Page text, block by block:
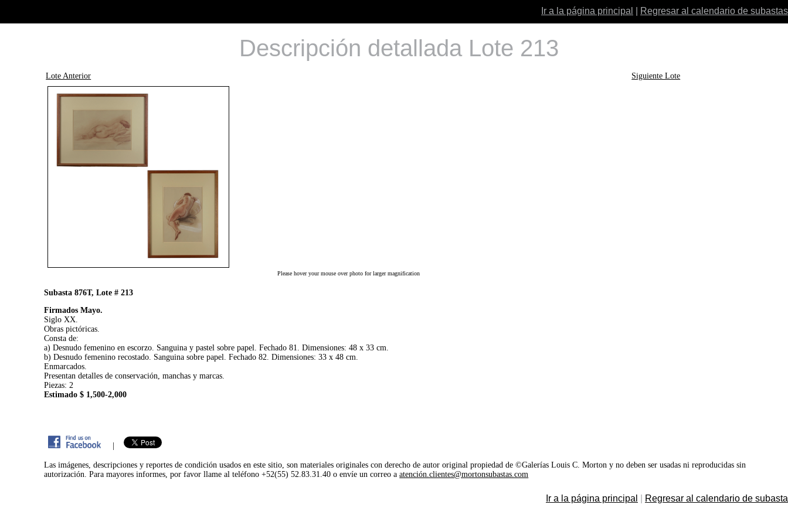
Ir a la página principal Regresar al calendario de subastas
Descripción detallada Lote 213
Lote Anterior Siguiente Lote
Please hover your mouse over photo for larger magnification
Subasta 876T, Lote # 213
Firmados Mayo.
Siglo XX.
Obras pictóricas.
Consta de:
a) Desnudo femenino en escorzo. Sanguina y pastel sobre papel. Fechado 81. Dimensiones: 48 x 33 cm.
b) Desnudo femenino recostado. Sanguina sobre papel. Fechado 82. Dimensiones: 33 x 48 cm.
Enmarcados.
Presentan detalles de conservación, manchas y marcas.
Piezas: 2
Estimado $ 1,500-2,000
|
Las imágenes, descripciones y reportes de condición usados en este sitio, son materiales originales con derecho de autor original propiedad de ©Galerías Louis C. Morton y no deben ser usadas ni reproducidas sin
autorización. Para mayores informes, por favor llame al teléfono +52(55) 52.83.31.40 o envíe un correo aatención.clientes@mortonsubastas.com
Ir a la página principal Regresar al calendario de